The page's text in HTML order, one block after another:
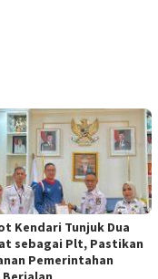
Kendari Tunjuk Dua
sebagai Plt, Pastikan
Pemerintahan